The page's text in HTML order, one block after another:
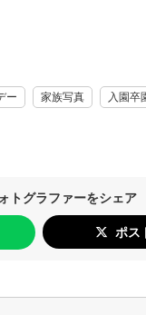
ー 家族写真 入園卒
トグラファーをシェア
ポス